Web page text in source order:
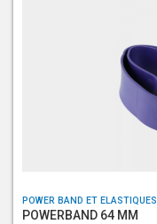
POWER BAND ET ELASTIQUES
POWERBAND 64 MM